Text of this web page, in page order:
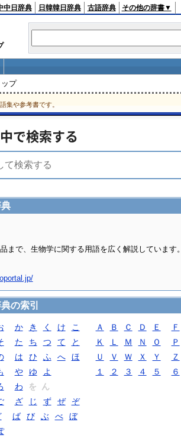
中日辞典 日韓韓日辞典 古語辞典 その他の辞書▼
プ
集や参考書です。
で検索する
まで、生物学に関する用語を広く解説しています。
の索引
か き く け
こ
た ち つ て
と
は ひ ふ へ
ほ
や ゆ
よ
わ を ん
ざ じ ず ぜ
ぞ
ば び ぶ べ
ぼ
Ａ Ｂ Ｃ Ｄ Ｅ Ｆ
Ｋ
Ｌ Ｍ Ｎ Ｏ Ｐ
Ｕ
Ｖ Ｗ Ｘ Ｙ Ｚ
１
２ ３ ４ ５ ６